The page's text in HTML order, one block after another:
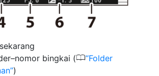
bingkai (0 Folder
)